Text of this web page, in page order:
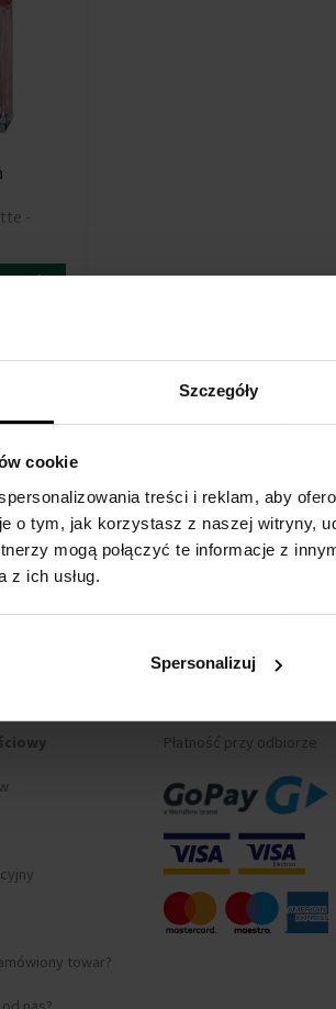
Szczegóły
cookie
treści i reklam, aby
o tym, jak korzystasz z naszej witryny,
mogą połączyć te informacje z
z ich usług.
Spersonalizuj
-
towar?
METODA PŁATNOŚCI
Płatność przy odbiorze